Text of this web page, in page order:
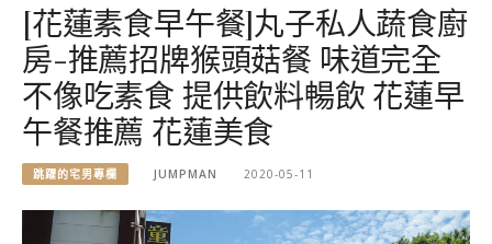
[花蓮素食早午餐]丸子私人蔬食廚
房-推薦招牌猴頭菇餐 味道完全
不像吃素食 提供飲料暢飲 花蓮早
午餐推薦 花蓮美食
跳躍的宅男專欄 JUMPMAN 2020-05-11